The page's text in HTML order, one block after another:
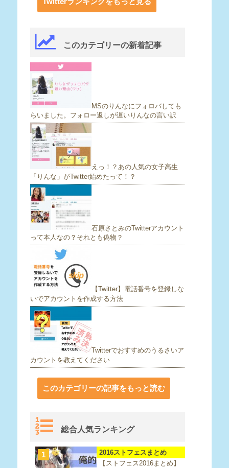
このカテゴリーの新着記事
MSのりんなにフォロバしても
らいました。フォロー返しが遅いりんなの言い訳
えっ！？あの人気の女子高生
「りんな」がTwitter始めたって！？
石原さとみのTwitterアカウント
って本人なの？それとも偽物？
【Twitter】電話番号を登録しな
いでアカウントを作成する方法
Twitterでおすすめのうるさいア
カウントを教えてください
このカテゴリーの記事をもっと読む
総合人気ランキング
1
2016ストフェスまとめ
【ストフェス2016まとめ】